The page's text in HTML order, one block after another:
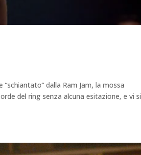
dalla Ram Jam, la mossa
del ring senza alcuna esitazione, e vi si